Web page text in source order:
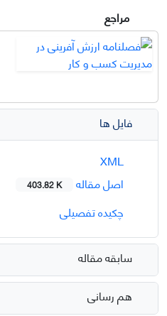
مراجع
فایل ها
اصل مقاله
403.82 K
چکیده تفصیلی
سابقه مقاله
هم رسانی